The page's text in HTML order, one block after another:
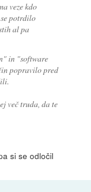
veze kdo
potrdilo
al pa
in "software
popravilo pred
več truda, da te
si se odločil